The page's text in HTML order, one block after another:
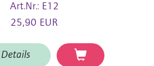
Art.Nr.: E12
25,90 EUR
Details